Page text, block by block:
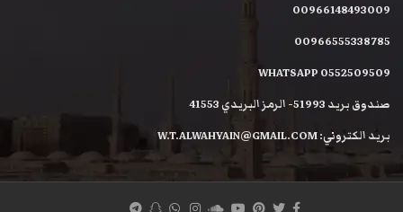
00966148493009
00966555338785
WHATSAPP 0552509509
صندوق بريد 51993- الرمز البريدي 41553
بريد الكتروني: W.T.ALWAHYAIN@GMAIL.COM